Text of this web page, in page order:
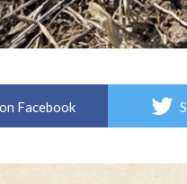
Facebook